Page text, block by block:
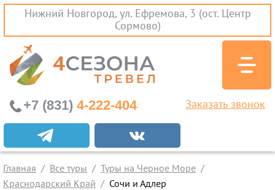
Нижний Новгород, ул. Ефремова, 3 (ост. Центр
Сормово)
Экскурсионные туры
Заграничные экскурсии
Туры на Черное Море
+7 (831) 4-222-404 Заказать звонок
Главная Все туры
Туры на Черное Море
Краснодарский Край
Сочи и Адлер